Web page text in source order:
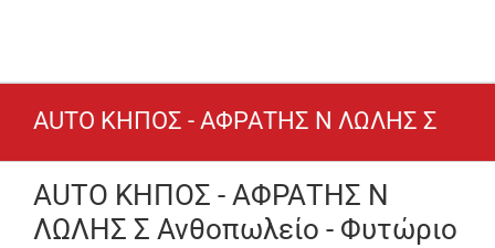
AUTO ΚΗΠΟΣ - ΑΦΡΑΤΗΣ Ν ΛΩΛΗΣ Σ
AUTO ΚΗΠΟΣ - ΑΦΡΑΤΗΣ Ν
ΛΩΛΗΣ Σ Ανθοπωλείο - Φυτώριο